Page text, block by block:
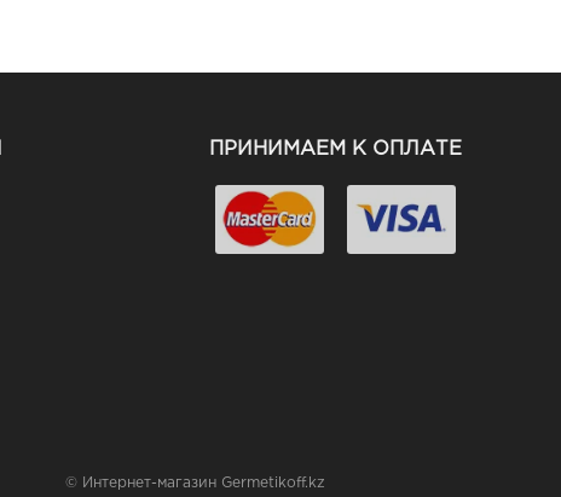
ПРИНИМАЕМ К ОПЛАТЕ
© Интернет-магазин Germetikoff.kz